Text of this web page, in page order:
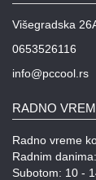
Višegradska
0653526116
info@pccool.rs
RADNO
Radno vreme
Radnim
Subotom: 10 -